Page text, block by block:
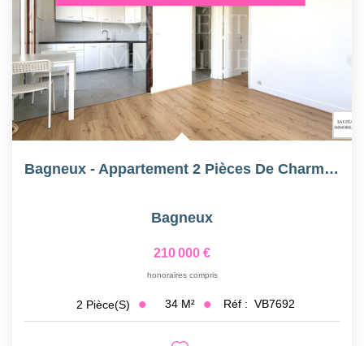
Bagneux - Appartement 2 Pièces De Charme - Quartier Métro 4...
Bagneux
210 000 €
honoraires compris
2 Pièce(s) 34 M² Réf : VB7692